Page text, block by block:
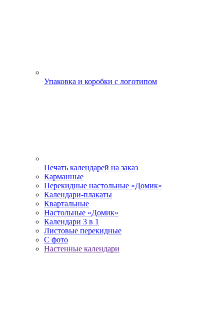
Упаковка и коробки с логотипом
Печать календарей на заказ
Карманные
Перекидные настольные «Домик»
Календари-плакаты
Квартальные
Настольные «Домик»
Календари 3 в 1
Листовые перекидные
С фото
Настенные календари